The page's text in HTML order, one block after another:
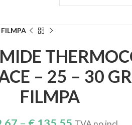
– 25 – 30
FILMPA